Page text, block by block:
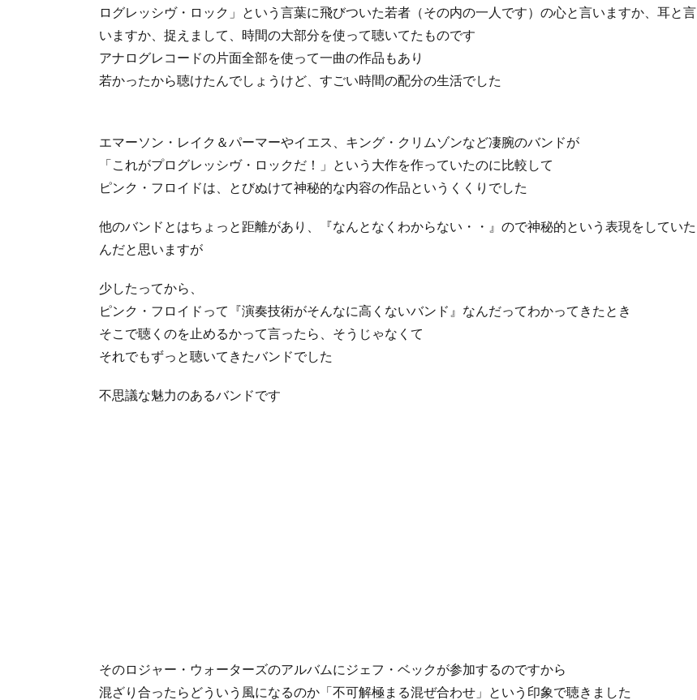
ログレッシヴ・ロック」という言葉に飛びついた若者（その内の一人です）の心と言いますか、耳と言
いますか、捉えまして、時間の大部分を使って聴いてたものです
アナログレコードの片面全部を使って一曲の作品もあり
若かったから聴けたんでしょうけど、すごい時間の配分の生活でした
エマーソン・レイク＆パーマーやイエス、キング・クリムゾンなど凄腕のバンドが
「これがプログレッシヴ・ロックだ！」という大作を作っていたのに比較して
ピンク・フロイドは、とびぬけて神秘的な内容の作品というくくりでした
他のバンドとはちょっと距離があり、『なんとなくわからない・・』ので神秘的という表現をしていた
んだと思いますが
少したってから、
ピンク・フロイドって『演奏技術がそんなに高くないバンド』なんだってわかってきたとき
そこで聴くのを止めるかって言ったら、そうじゃなくて
それでもずっと聴いてきたバンドでした
不思議な魅力のあるバンドです
そのロジャー・ウォーターズのアルバムにジェフ・ベックが参加するのですから
混ざり合ったらどういう風になるのか「不可解極まる混ぜ合わせ」という印象で聴きました